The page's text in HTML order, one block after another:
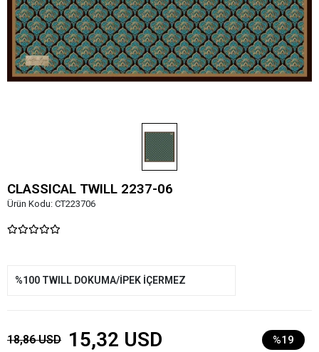
CLASSICAL TWILL 2237-06
Ürün Kodu: CT223706
%100 TWILL DOKUMA/İPEK İÇERMEZ
18,86 USD 15,32 USD %19